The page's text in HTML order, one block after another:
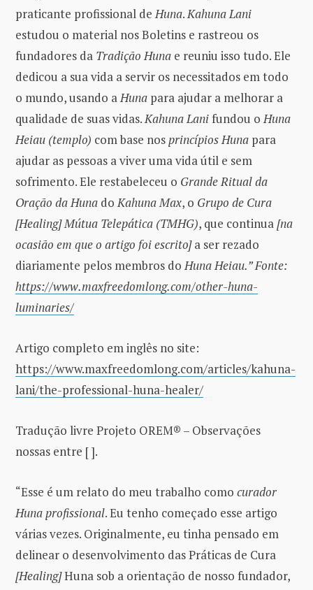
praticante profissional deHuna.Kahuna Lani
estudou o material nos Boletins e rastreou os
fundadores da Tradição Huna e reuniu isso tudo. Ele
dedicou a sua vida a servir os necessitados em todo
o mundo, usando aHuna para ajudar a melhorar a
qualidade de suas vidas.Kahuna Lanifundou oHuna
Heiau (templo) com base nosprincípios Huna para
ajudar as pessoas a viver uma vida útil e sem
sofrimento. Ele restabeleceu o Grande Ritual da
Oração da Huna doKahuna Max, o Grupo de Cura
[Healing] Mútua Telepática (TMHG), que continua[na
ocasião em que o artigo foi escrito]a ser rezado
diariamente pelos membros doHuna Heiau.” Fonte:
https://www.maxfreedomlong.com/other-huna-
luminaries/
Artigo completo em inglês no site:
https://www.maxfreedomlong.com/articles/kahuna-
lani/the-professional-huna-healer/
Tradução livre Projeto OREM® – Observações
nossas entre [ ].
“Esse é um relato do meu trabalho como curador
Huna profissional. Eu tenho começado esse artigo
várias vezes. Originalmente, eu tinha pensado em
delinear o desenvolvimento das Práticas de Cura
[Healing]Huna sob a orientação de nosso fundador,